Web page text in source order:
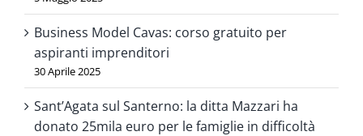
Business Model Cavas: corso gratuito per
aspiranti imprenditori
30 Aprile 2025
Sant’Agata sul Santerno: la ditta Mazzari ha
donato 25mila euro per le famiglie in difficoltà